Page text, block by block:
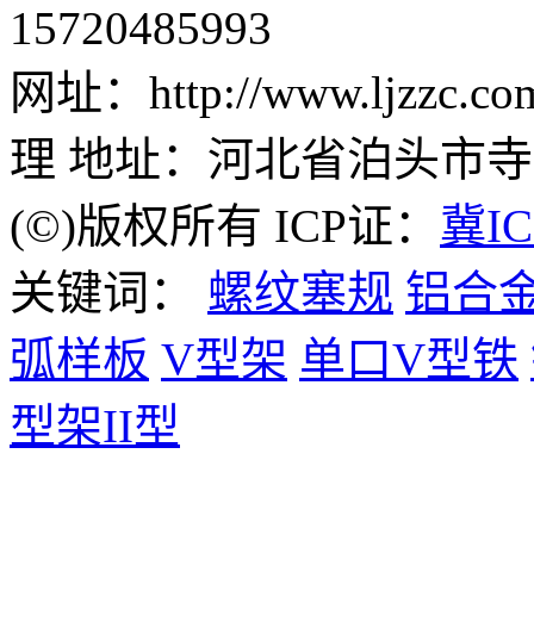
15720485993
网址：http://
理 地址：河北省泊头市
(©)版权所有 ICP证： 冀
关键词： 螺纹塞规 铝合
弧样板 V型架 单口V型铁
型架II型